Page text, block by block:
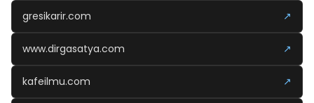
gresikarir.com ↗
www.dirgasatya.com ↗
kafeilmu.com ↗